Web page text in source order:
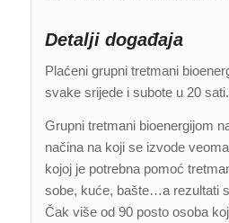
Detalji događaja
Plaćeni grupni tretmani
svake srijede i subote u 20 sati.
Grupni tretmani bioenergijom
načina na koji se izvode
kojoj je potrebna pomoć
sobe, kuće, bašte…a rezultati
Čak više od 90 posto osoba